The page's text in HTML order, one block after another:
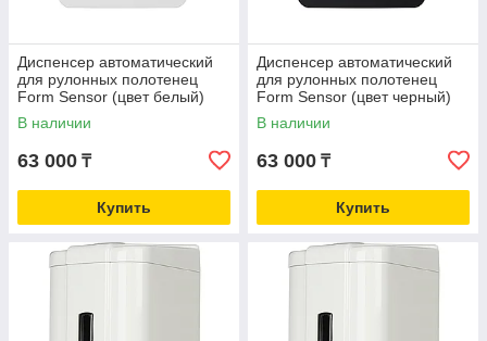
Диспенсер автоматический
для рулонных полотенец
Form Sensor (цвет белый)
В наличии
63 000 ₸
Купить
Диспенсер автоматический
для рулонных полотенец
Form Sensor (цвет черный)
В наличии
63 000 ₸
Купить